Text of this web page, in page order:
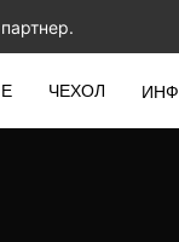
ЧЕХОЛ